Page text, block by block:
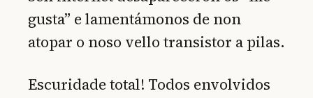
gusta” e lamentámonos de non
atopar o noso vello transistor a pilas.
Escuridade total! Todos envolvidos